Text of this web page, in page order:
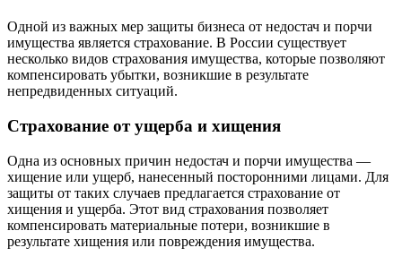
Одной из важных мер защиты бизнеса от недостач и порчи
имущества является страхование. В России существует
несколько видов страхования имущества, которые позволяют
компенсировать убытки, возникшие в результате
непредвиденных ситуаций.
Страхование от ущерба и хищения
Одна из основных причин недостач и порчи имущества —
хищение или ущерб, нанесенный посторонними лицами. Для
защиты от таких случаев предлагается страхование от
хищения и ущерба. Этот вид страхования позволяет
компенсировать материальные потери, возникшие в
результате хищения или повреждения имущества.